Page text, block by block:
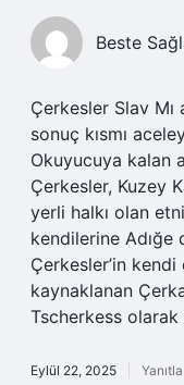
Beste
Çerkesler Slav Mı
sonuç kısmı
Okuyucuya kalan
Çerkesler, Kuzey
yerli halkı olan
kendilerine Adığe
Çerkesler’in
kaynaklanan
Tscherkess olarak
Eylül 22, 2025 Yanıtla